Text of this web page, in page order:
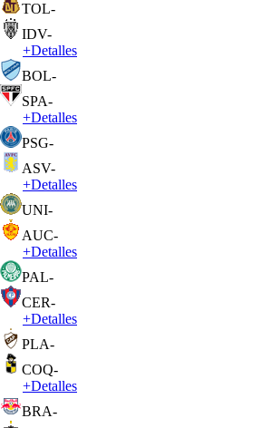
TOL-
IDV-
+Detalles
BOL-
SPA-
+Detalles
PSG-
ASV-
+Detalles
UNI-
AUC-
+Detalles
PAL-
CER-
+Detalles
PLA-
COQ-
+Detalles
BRA-